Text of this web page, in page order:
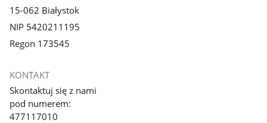
15-062 Białystok
NIP 5420211195
Regon 173545
KONTAKT
Skontaktuj się z nami
pod numerem:
477117010